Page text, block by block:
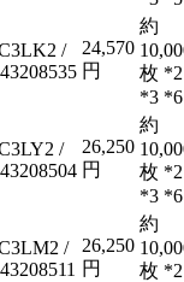
/
24,570
円
約
枚 *2
*3 *6
/
26,250
円
約
枚 *2
*3 *6
/
26,250
円
約
枚 *2